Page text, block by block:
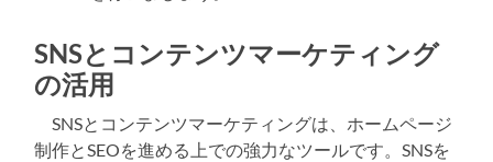
SNSとコンテンツマーケティング
の活用
SNSとコンテンツマーケティングは、ホームページ
制作とSEOを進める上での強力なツールです。SNSを